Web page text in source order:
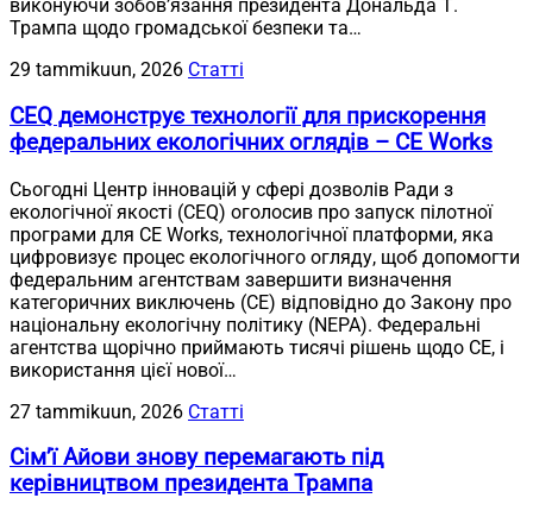
виконуючи зобов’язання президента Дональда Т.
Трампа щодо громадської безпеки та…
29 tammikuun, 2026 Статті
CEQ демонструє технології для прискорення
федеральних екологічних оглядів – CE Works
Сьогодні Центр інновацій у сфері дозволів Ради з
екологічної якості (CEQ) оголосив про запуск пілотної
програми для CE Works, технологічної платформи, яка
цифровизує процес екологічного огляду, щоб допомогти
федеральним агентствам завершити визначення
категоричних виключень (CE) відповідно до Закону про
національну екологічну політику (NEPA). Федеральні
агентства щорічно приймають тисячі рішень щодо CE, і
використання цієї нової…
27 tammikuun, 2026 Статті
Сім’ї Айови знову перемагають під
керівництвом президента Трампа